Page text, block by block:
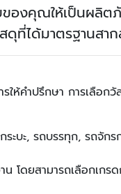
ยของคุณให้เป็นผ
ที่ได้มาตรฐานสา
ห้คำปรึกษา การเลือก
ะบะ, รถบรรทุก, รถจั
โดยสามารถเลือกเกร